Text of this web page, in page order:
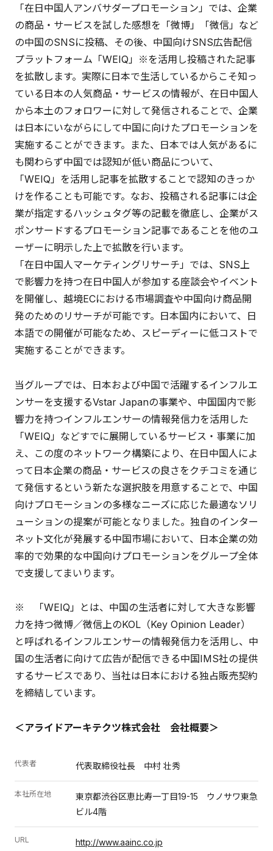
「在日中国人アンバサダープロモーション」では、企業
の商品・サービスを試した感想を「微博」「微信」など
の中国のSNSに投稿、その後、中国向けSNS広告配信
プラットフォーム「WEIQ」※を活用し投稿された記事
を拡散します。実際に日本で生活しているからこそ知っ
ている日本の人気商品・サービスの情報が、在日中国人
から本土のフォロワーに対して発信されることで、企業
は日本にいながらにして中国に向けたプロモーションを
実施することができます。また、日本では人気があるに
も関わらず中国では認知が低い商品について、
「WEIQ」を活用し記事を拡散することで認知のきっか
けを作ることも可能です。なお、投稿される記事には企
業が指定するハッシュタグ等の記載を徹底し、企業がス
ポンサードするプロモーション記事であることを他のユ
ーザーに明示した上で拡散を行います。
「在日中国人マーケティングリサーチ」では、SNS上
で影響力を持つ在日中国人が参加する座談会やイベント
を開催し、越境ECにおける市場調査や中国向け商品開
発のためのリサーチが可能です。日本国内において、日
本語での開催が可能なため、スピーディーに低コストで
実施することができます。
当グループでは、日本および中国で活躍するインフルエ
ンサーを支援するVstar Japanの事業や、中国国内で影
響力を持つインフルエンサーの情報発信力を活用した
「WEIQ」などすでに展開しているサービス・事業に加
え、この度のネットワーク構築により、在日中国人によ
って日本企業の商品・サービスの良さをクチコミを通じ
て発信するという新たな選択肢を用意することで、中国
向けプロモーションの多様なニーズに応じた最適なソリ
ューションの提案が可能となりました。独自のインター
ネット文化が発展する中国市場において、日本企業の効
率的で効果的な中国向けプロモーションをグループ全体
で支援してまいります。
※ 「WEIQ」とは、中国の生活者に対して大きな影響
力を持つ微博／微信上のKOL（Key Opinion Leader）
と呼ばれるインフルエンサーの情報発信力を活用し、中
国の生活者に向けて広告が配信できる中国IMS社の提供
するサービスであり、当社は日本における独占販売契約
を締結しています。
＜アライドアーキテクツ株式会社 会社概要＞
代表者 代表取締役社長 中村 壮秀
本社所在地
東京都渋谷区恵比寿一丁目19-15 ウノサワ東急
ビル4階
URL http://www.aainc.co.jp